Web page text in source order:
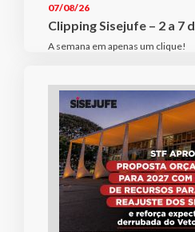
07/08/26
Clipping Sisejufe – 2 a 7
A semana em apenas um clique!